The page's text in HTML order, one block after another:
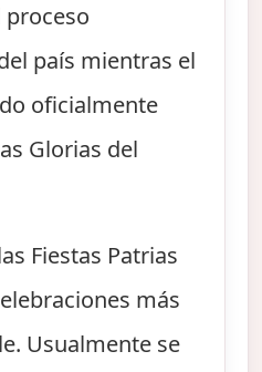
país mientras el
oficialmente
Glorias del
Fiestas Patrias
más
Usualmente se